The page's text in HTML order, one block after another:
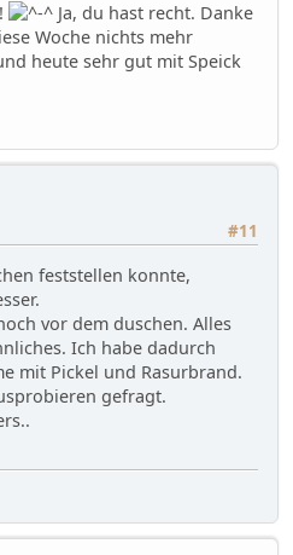
Ja, du hast recht. Danke
Woche nichts mehr
heute sehr gut mit Speick
#11
feststellen konnte,
vor dem duschen. Alles
Ich habe dadurch
mit Pickel und Rasurbrand.
gefragt.